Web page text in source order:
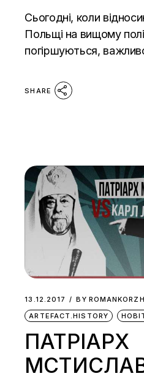
Сьогодні, коли
Польщі на вищому
погіршуються,
SHARE
13.12.2017 BY
ARTEFACT.HISTORY
ПАТРІАРХ